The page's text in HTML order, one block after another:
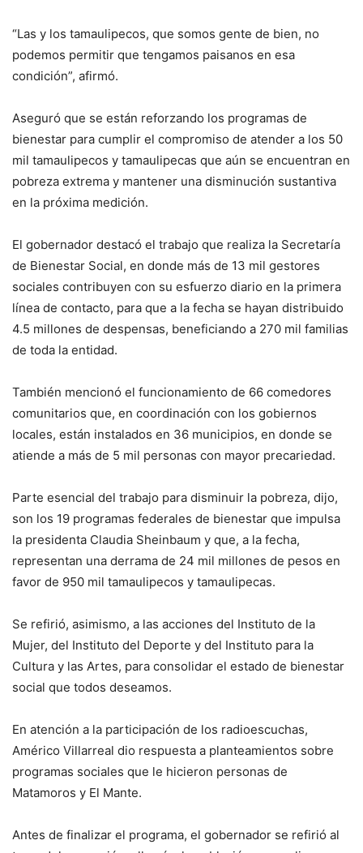
“Las y los tamaulipecos, que somos gente de bien, no
podemos permitir que tengamos paisanos en esa
condición”, afirmó.
Aseguró que se están reforzando los programas de
bienestar para cumplir el compromiso de atender a los 50
mil tamaulipecos y tamaulipecas que aún se encuentran en
pobreza extrema y mantener una disminución sustantiva
en la próxima medición.
El gobernador destacó el trabajo que realiza la Secretaría
de Bienestar Social, en donde más de 13 mil gestores
sociales contribuyen con su esfuerzo diario en la primera
línea de contacto, para que a la fecha se hayan distribuido
4.5 millones de despensas, beneficiando a 270 mil familias
de toda la entidad.
También mencionó el funcionamiento de 66 comedores
comunitarios que, en coordinación con los gobiernos
locales, están instalados en 36 municipios, en donde se
atiende a más de 5 mil personas con mayor precariedad.
Parte esencial del trabajo para disminuir la pobreza, dijo,
son los 19 programas federales de bienestar que impulsa
la presidenta Claudia Sheinbaum y que, a la fecha,
representan una derrama de 24 mil millones de pesos en
favor de 950 mil tamaulipecos y tamaulipecas.
Se refirió, asimismo, a las acciones del Instituto de la
Mujer, del Instituto del Deporte y del Instituto para la
Cultura y las Artes, para consolidar el estado de bienestar
social que todos deseamos.
En atención a la participación de los radioescuchas,
Américo Villarreal dio respuesta a planteamientos sobre
programas sociales que le hicieron personas de
Matamoros y El Mante.
Antes de finalizar el programa, el gobernador se refirió al